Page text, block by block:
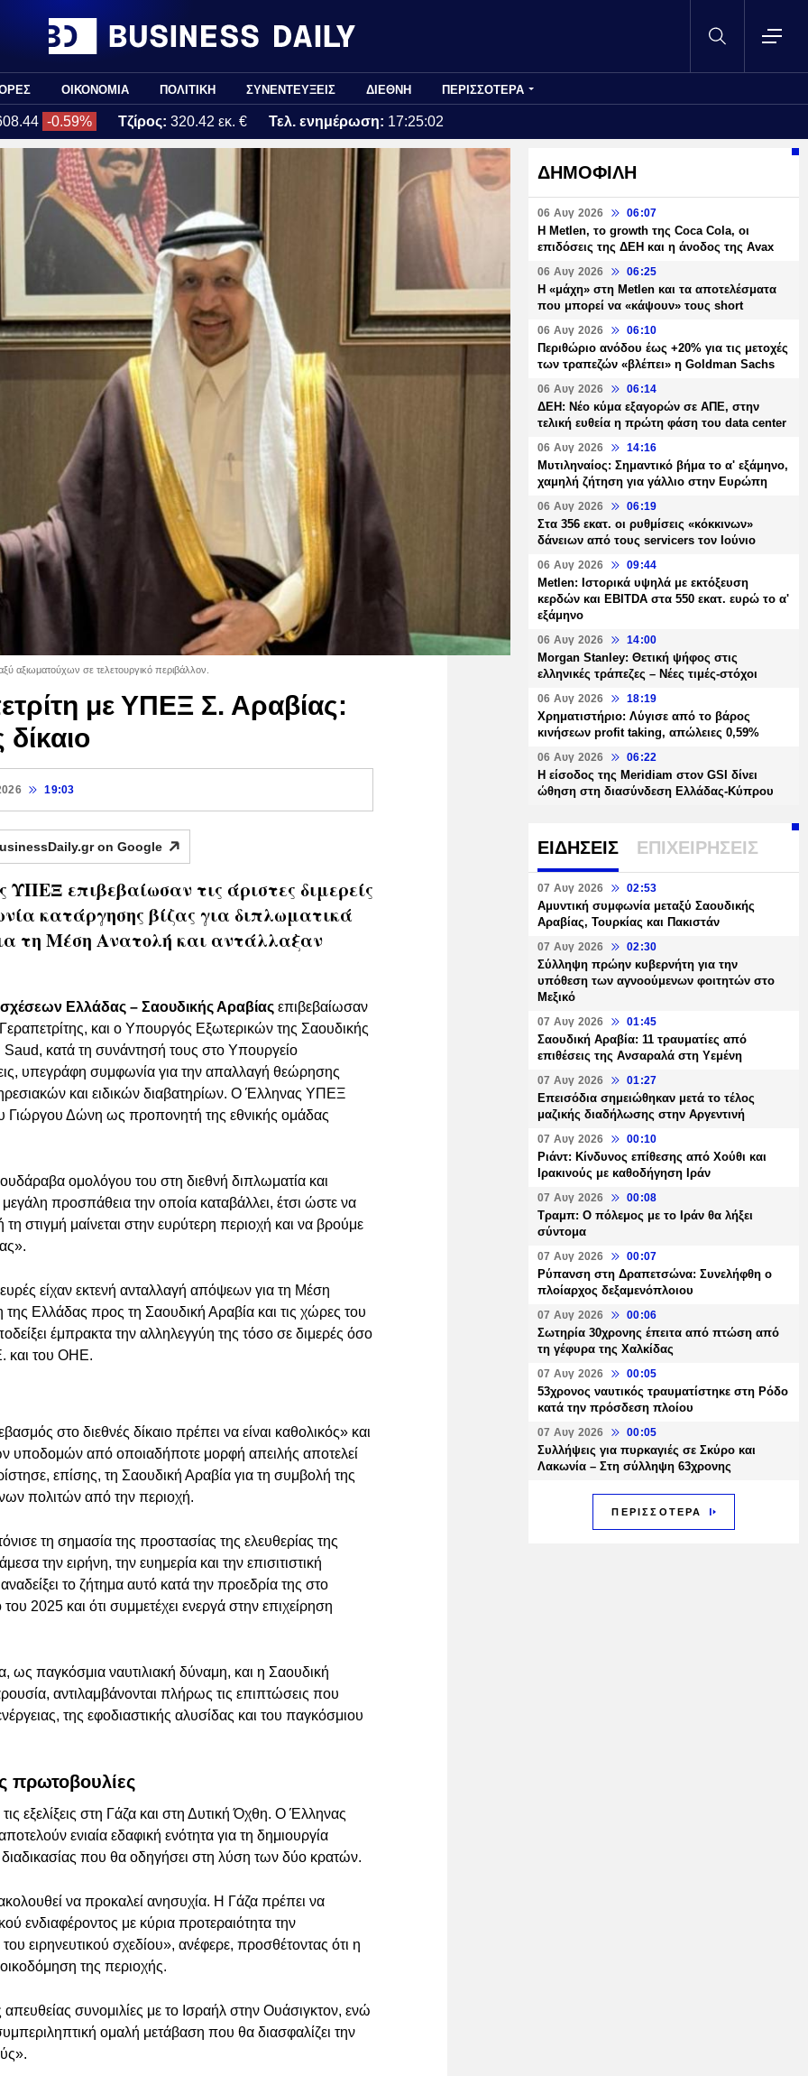
ΟΙΚΟΝΟΜΙΑ ΠΟΛΙΤΙΚΗ ΣΥΝΕΝΤΕΥΞΕΙΣ ΔΙΕΘΝΗ ΠΕΡΙΣΣΟΤΕΡΑ
-0.59% Τζίρος: 320.42 εκ. € Τελ. ενημέρωση: 17:25:02
αξιωματούχων σε τελετουργικό περιβάλλον.
με ΥΠΕΞ Σ. Αραβίας:
19:03
on Google
επιβεβαίωσαν τις άριστες διμερείς
κατάργησης βίζας για διπλωματικά
τη Μέση Ανατολή και αντάλλαξαν
Ελλάδας – Σαουδικής Αραβίας επιβεβαίωσαν
και ο Υπουργός Εξωτερικών της Σαουδικής
κατά τη συνάντησή τους στο Υπουργείο
υπεγράφη συμφωνία για την απαλλαγή θεώρησης
και ειδικών διαβατηρίων. Ο Έλληνας ΥΠΕΞ
Γιώργου Δώνη ως προπονητή της εθνικής ομάδας
ομολόγου του στη διεθνή διπλωματία και
προσπάθεια την οποία καταβάλλει, έτσι ώστε να
στιγμή μαίνεται στην ευρύτερη περιοχή και να βρούμε
είχαν εκτενή ανταλλαγή απόψεων για τη Μέση
Ελλάδας προς τη Σαουδική Αραβία και τις χώρες του
έμπρακτα την αλληλεγγύη της τόσο σε διμερές όσο
και του ΟΗΕ.
στο διεθνές δίκαιο πρέπει να είναι καθολικός» και
υποδομών από οποιαδήποτε μορφή απειλής αποτελεί
επίσης, τη Σαουδική Αραβία για τη συμβολή της
πολιτών από την περιοχή.
τη σημασία της προστασίας της ελευθερίας της
την ειρήνη, την ευημερία και την επισιτιστική
το ζήτημα αυτό κατά την προεδρία της στο
2025 και ότι συμμετέχει ενεργά στην επιχείρηση
ως παγκόσμια ναυτιλιακή δύναμη, και η Σαουδική
αντιλαμβάνονται πλήρως τις επιπτώσεις που
της εφοδιαστικής αλυσίδας και του παγκόσμιου
πρωτοβουλίες
εξελίξεις στη Γάζα και στη Δυτική Όχθη. Ο Έλληνας
ενιαία εδαφική ενότητα για τη δημιουργία
που θα οδηγήσει στη λύση των δύο κρατών.
να προκαλεί ανησυχία. Η Γάζα πρέπει να
ενδιαφέροντος με κύρια προτεραιότητα την
ειρηνευτικού σχεδίου», ανέφερε, προσθέτοντας ότι η
της περιοχής.
απευθείας συνομιλίες με το Ισραήλ στην Ουάσιγκτον, ενώ
ομαλή μετάβαση που θα διασφαλίζει την
ΔΗΜΟΦΙΛΗ
06 Αυγ 2026 06:07
H Metlen, το growth της Coca Cola, οι
επιδόσεις της ΔΕΗ και η άνοδος της Avax
06 Αυγ 2026 06:25
H «μάχη» στη Metlen και τα αποτελέσματα
που μπορεί να «κάψουν» τους short
06 Αυγ 2026 06:10
Περιθώριο ανόδου έως +20% για τις μετοχές
των τραπεζών «βλέπει» η Goldman Sachs
06 Αυγ 2026 06:14
ΔΕΗ: Νέο κύμα εξαγορών σε ΑΠΕ, στην
τελική ευθεία η πρώτη φάση του data center
06 Αυγ 2026 14:16
Μυτιληναίος: Σημαντικό βήμα το α' εξάμηνο,
χαμηλή ζήτηση για γάλλιο στην Ευρώπη
06 Αυγ 2026 06:19
Στα 356 εκατ. οι ρυθμίσεις «κόκκινων»
δάνειων από τους servicers τον Ιούνιο
06 Αυγ 2026 09:44
Metlen: Ιστορικά υψηλά με εκτόξευση
κερδών και EBITDA στα 550 εκατ. ευρώ το α'
εξάμηνο
06 Αυγ 2026 14:00
Morgan Stanley: Θετική ψήφος στις
ελληνικές τράπεζες – Νέες τιμές-στόχοι
06 Αυγ 2026 18:19
Χρηματιστήριο: Λύγισε από το βάρος
κινήσεων profit taking, απώλειες 0,59%
06 Αυγ 2026 06:22
Η είσοδος της Meridiam στον GSI δίνει
ώθηση στη διασύνδεση Ελλάδας-Κύπρου
ΕΙΔΗΣΕΙΣ ΕΠΙΧΕΙΡΗΣΕΙΣ
07 Αυγ 2026 02:53
Αμυντική συμφωνία μεταξύ Σαουδικής
Αραβίας, Τουρκίας και Πακιστάν
07 Αυγ 2026 02:30
Σύλληψη πρώην κυβερνήτη για την
υπόθεση των αγνοούμενων φοιτητών στο
Μεξικό
07 Αυγ 2026 01:45
Σαουδική Αραβία: 11 τραυματίες από
επιθέσεις της Ανσαραλά στη Υεμένη
07 Αυγ 2026 01:27
Επεισόδια σημειώθηκαν μετά το τέλος
μαζικής διαδήλωσης στην Αργεντινή
07 Αυγ 2026 00:10
Ριάντ: Κίνδυνος επίθεσης από Χούθι και
Ιρακινούς με καθοδήγηση Ιράν
07 Αυγ 2026 00:08
Τραμπ: Ο πόλεμος με το Ιράν θα λήξει
σύντομα
07 Αυγ 2026 00:07
Ρύπανση στη Δραπετσώνα: Συνελήφθη ο
πλοίαρχος δεξαμενόπλοιου
07 Αυγ 2026 00:06
Σωτηρία 30χρονης έπειτα από πτώση από
τη γέφυρα της Χαλκίδας
07 Αυγ 2026 00:05
53χρονος ναυτικός τραυματίστηκε στη Ρόδο
κατά την πρόσδεση πλοίου
07 Αυγ 2026 00:05
Συλλήψεις για πυρκαγιές σε Σκύρο και
Λακωνία – Στη σύλληψη 63χρονης
ΠΕΡΙΣΣΟΤΕΡΑ